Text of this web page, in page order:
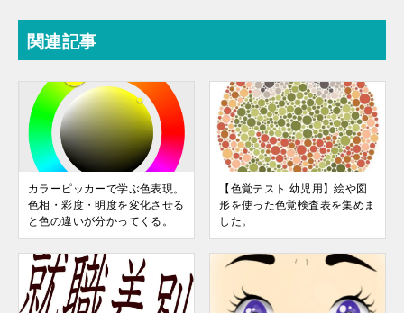
関連記事
カラーピッカーで学ぶ色表現。
色相・彩度・明度を変化させる
と色の違いが分かってくる。
【色覚テスト 幼児用】絵や図
形を使った色覚検査表を集めま
した。